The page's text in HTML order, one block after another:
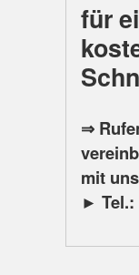
für
⇒
mit
► Tel.: